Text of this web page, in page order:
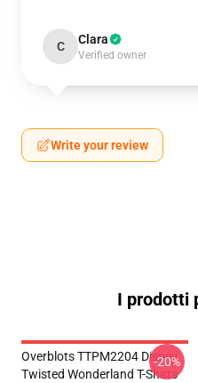
C Clara
Verified owner
Write your review
I prodotti
Overblots TTPM2204 Disney
Twisted Wonderland T-Shirts
-20%